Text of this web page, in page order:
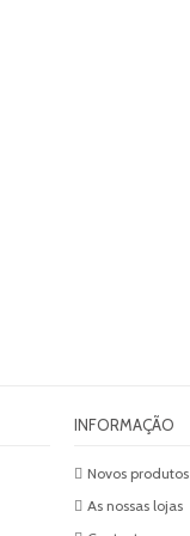
INFORMAÇÃO
Novos produtos
As nossas lojas